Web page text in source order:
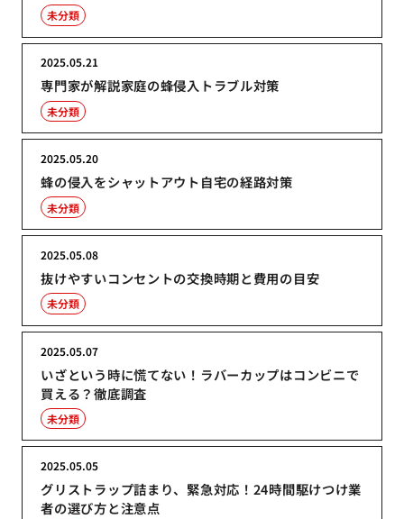
未分類
専門家が解説家庭の蜂侵入トラブル対策
2025.05.21
未分類
蜂の侵入をシャットアウト自宅の経路対策
2025.05.20
未分類
抜けやすいコンセントの交換時期と費用の目安
2025.05.08
未分類
いざという時に慌てない！ラバーカップはコンビニで
買える？徹底調査
2025.05.07
未分類
グリストラップ詰まり、緊急対応！24時間駆けつけ業
者の選び方と注意点
2025.05.05